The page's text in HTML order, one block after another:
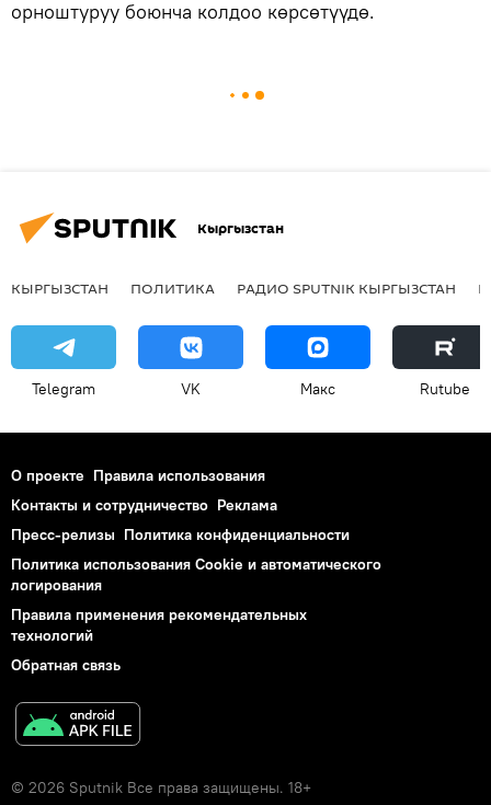
орноштуруу боюнча колдоо көрсөтүүдө.
Кыргызстан
КЫРГЫЗСТАН ПОЛИТИКА РАДИО SPUTNIK КЫРГЫЗСТАН
Telegram VK Макс Rutube
О проекте Правила использования
Контакты и сотрудничество Реклама
Пресс-релизы Политика конфиденциальности
Политика использования Cookie и автоматического
логирования
Правила применения рекомендательных
технологий
Обратная связь
© 2026 Sputnik Все права защищены. 18+